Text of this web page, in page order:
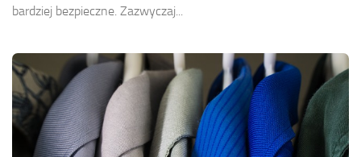
bardziej bezpieczne. Zazwyczaj...